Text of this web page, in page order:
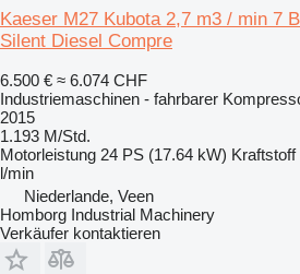
Kaeser M27 Kubota 2,7 m3 / min 7
Silent Diesel Compre
6.500 € ≈ 6.074 CHF
Industriemaschinen - fahrbarer
2015
1.193 M/Std.
Motorleistung 24 PS (17.64 kW) Kraftstoff
l/min
Niederlande, Veen
Homborg Industrial Machinery
Verkäufer kontaktieren